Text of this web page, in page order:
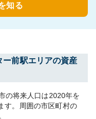
知る
ー前駅エリアの資産
の将来人口は2020年を
す。
周囲の市区町村の